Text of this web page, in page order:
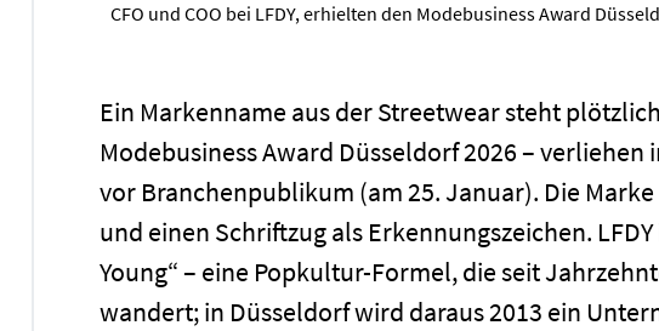
CFO und COO bei LFDY, erhielten den Modebusiness Award
Ein Markenname aus der Streetwear steht
Modebusiness Award Düsseldorf 2026 –
vor Branchenpublikum (am 25. Januar). Die
und einen Schriftzug als Erkennungszeichen.
Young“ – eine Popkultur-Formel, die seit
wandert; in Düsseldorf wird daraus 2013 ein